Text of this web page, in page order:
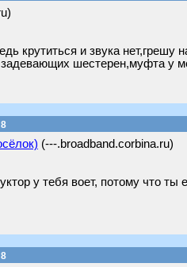
крутиться и звука нет,грешу
задевающих шестерен,муфта у
(---.broadband.corbina.ru)
у тебя воет, потому что ты